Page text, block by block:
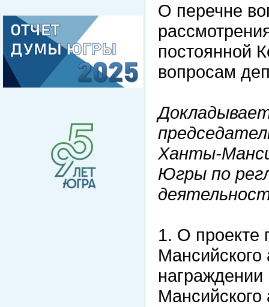
О перечне
постоянной
вопросам
Ханты-
Югры по
1. О проекте